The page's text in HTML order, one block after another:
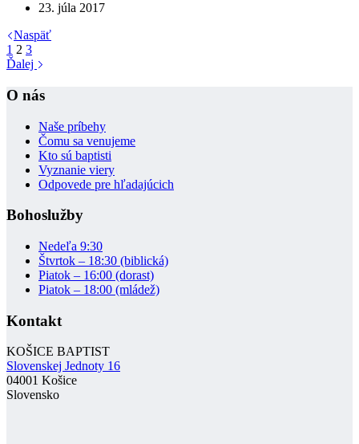
23. júla 2017
Naspäť
1 2 3
Ďalej
O nás
Naše príbehy
Čomu sa venujeme
Kto sú baptisti
Vyznanie viery
Odpovede pre hľadajúcich
Bohoslužby
Nedeľa 9:30
Štvrtok – 18:30 (biblická)
Piatok – 16:00 (dorast)
Piatok – 18:00 (mládež)
Kontakt
KOŠICE BAPTIST
Slovenskej Jednoty 16
04001 Košice
Slovensko